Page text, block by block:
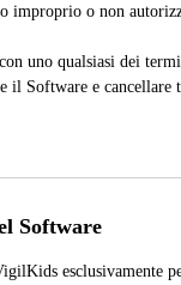
improprio o non
uno qualsiasi dei
il Software e cancellare
Software
esclusivamente